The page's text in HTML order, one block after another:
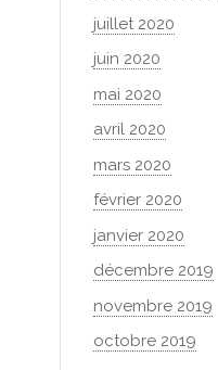
juillet 2020
juin 2020
mai 2020
avril 2020
mars 2020
février 2020
janvier 2020
décembre 2019
novembre 2019
octobre 2019